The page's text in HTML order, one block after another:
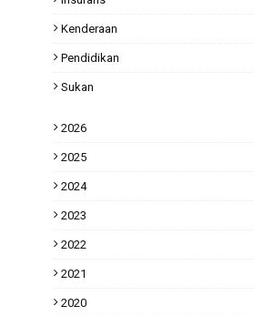
Kenderaan
Pendidikan
Sukan
2026
2025
2024
2023
2022
2021
2020